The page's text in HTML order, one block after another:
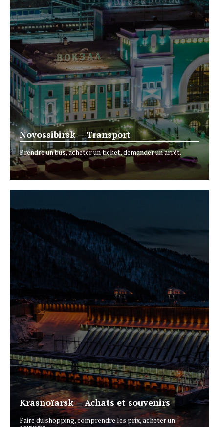
Novossibirsk — Transport
Prendre un bus, acheter un ticket, demander un arrêt.
Krasnoïarsk — Achats et souvenirs
Faire du shopping, comprendre les prix, acheter un